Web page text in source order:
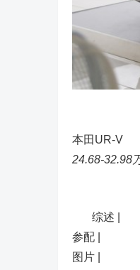
本田UR-V
24.68-32.98
综述 |
参配 |
图片 |